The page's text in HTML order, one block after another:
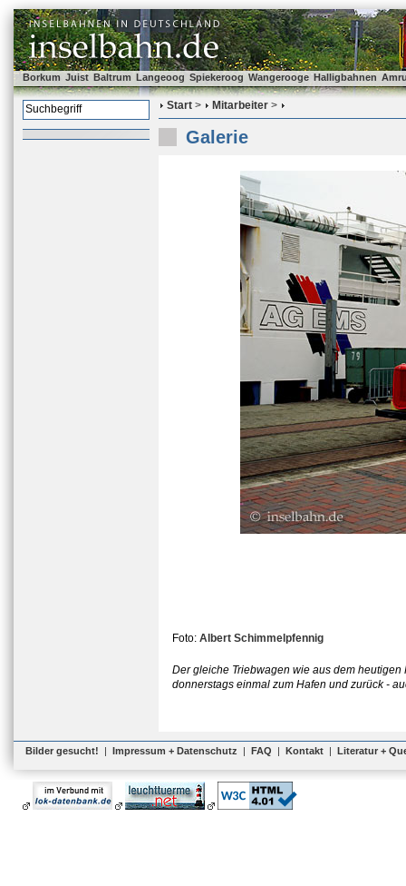
Borkum Juist Baltrum Langeoog Spiekeroog Wangerooge Halligbahnen
Start > Mitarbeiter >
Galerie
Foto: Albert Schimmelpfennig
Der gleiche Triebwagen wie aus dem
donnerstags einmal zum Hafen und zurück -
Bilder gesucht! | Impressum + Datenschutz | FAQ | Kontakt | Literatur +